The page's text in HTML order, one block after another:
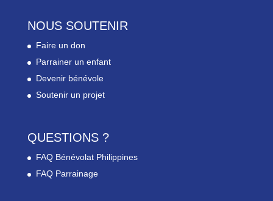
NOUS SOUTENIR
Faire un don
Parrainer un enfant
Devenir bénévole
Soutenir un projet
QUESTIONS ?
FAQ Bénévolat Philippines
FAQ Parrainage